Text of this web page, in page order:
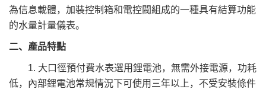
為信息載體，加裝控制箱和電控閥組成的一種具有結算功能
的水量計量儀表。
二、產品特點
1. 大口徑預付費水表選用鋰電池，無需外接電源，功耗
低，內部鋰電池常規情況下可使用三年以上，不受安裝條件